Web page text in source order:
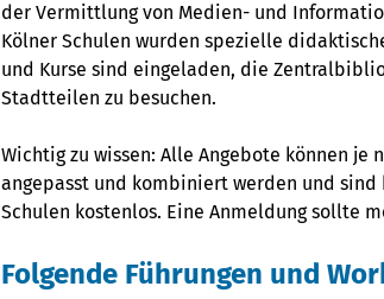
der Vermittlung von Medien- und
Kölner Schulen wurden spezielle
und Kurse sind eingeladen, die
Stadtteilen zu besuchen.
Wichtig zu wissen: Alle Angebote können
angepasst und kombiniert werden und
Schulen kostenlos. Eine Anmeldung sollte
Folgende Führungen und